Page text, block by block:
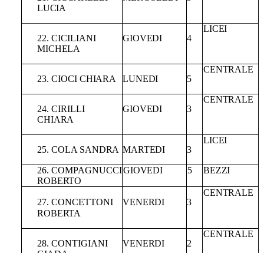
LUCIA
22. CICILIANI
MICHELA
GIOVEDI 4
LICEI
23. CIOCI CHIARA LUNEDI 5
CENTRALE
24. CIRILLI
CHIARA
GIOVEDI 3
CENTRALE
25. COLA SANDRA MARTEDI 3
LICEI
26. COMPAGNUCCI
ROBERTO
GIOVEDI 5 BEZZI
27. CONCETTONI
ROBERTA
VENERDI 3
CENTRALE
28. CONTIGIANI
VENERDI 2
CENTRALE